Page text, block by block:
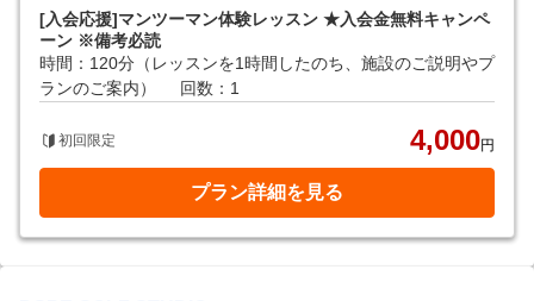
[入会応援]マンツーマン体験レッスン ★入会金無料キャンペ
ーン ※備考必読
時間：120分（レッスンを1時間したのち、施設のご説明やプ
ランのご案内）
回数：1
初回限定 4,000円
プラン詳細を見る